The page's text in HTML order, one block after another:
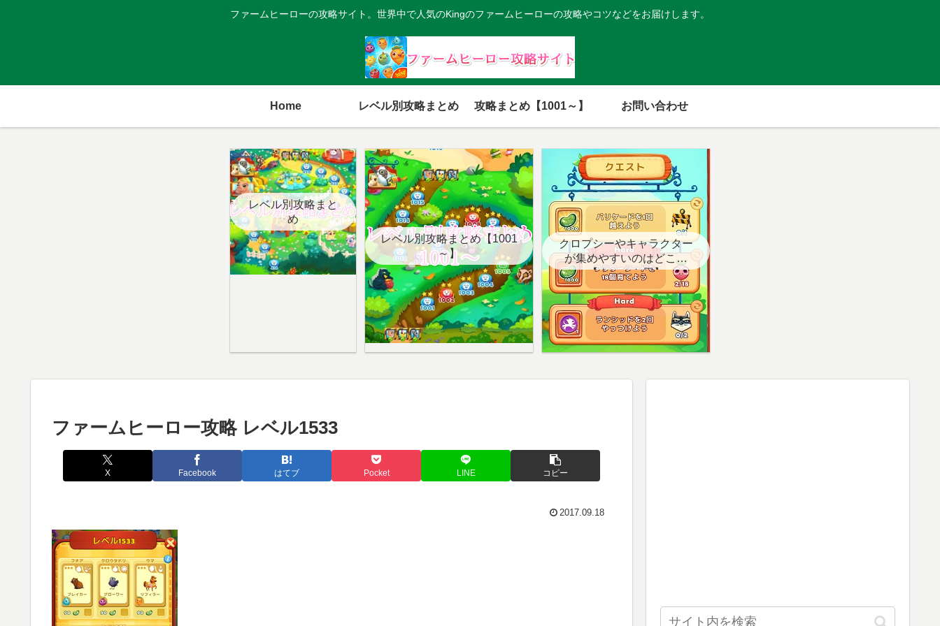
ファームヒーローの攻略サイト。世界中で人気のKingのファームヒーローの攻略やコツなどをお届けします。
Home レベル別攻略まとめ 攻略まとめ【1001～】 お問い合わせ
レベル別攻略まと
め
レベル別攻略まとめ【1001
～】
クロプシーやキャラクター
が集めやすいのはどこ？
【クエスト用】
ファームヒーロー攻略 レベル1533
X Facebook はてブ Pocket LINE コピー
2017.09.18